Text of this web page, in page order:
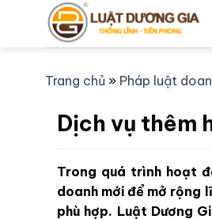
Trang chủ » Pháp luật
Dịch vụ thêm
Trong quá trình hoạt
doanh mới để mở rộng
phù hợp. Luật Dương